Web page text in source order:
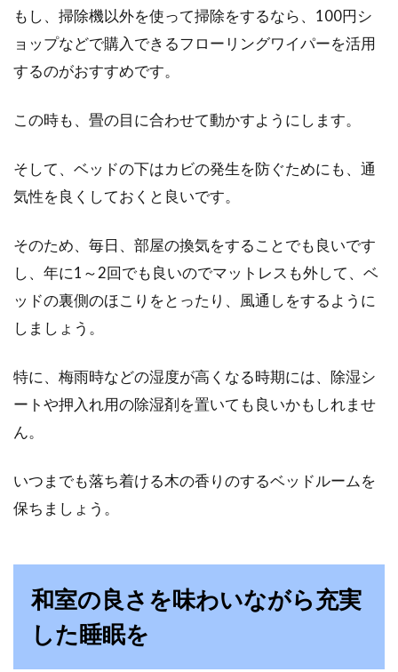
もし、掃除機以外を使って掃除をするなら、100円シ
ョップなどで購入できるフローリングワイパーを活用
するのがおすすめです。
この時も、畳の目に合わせて動かすようにします。
そして、ベッドの下はカビの発生を防ぐためにも、通
気性を良くしておくと良いです。
そのため、毎日、部屋の換気をすることでも良いです
し、年に1～2回でも良いのでマットレスも外して、ベ
ッドの裏側のほこりをとったり、風通しをするように
しましょう。
特に、梅雨時などの湿度が高くなる時期には、除湿シ
ートや押入れ用の除湿剤を置いても良いかもしれませ
ん。
いつまでも落ち着ける木の香りのするベッドルームを
保ちましょう。
和室の良さを味わいながら充実
した睡眠を